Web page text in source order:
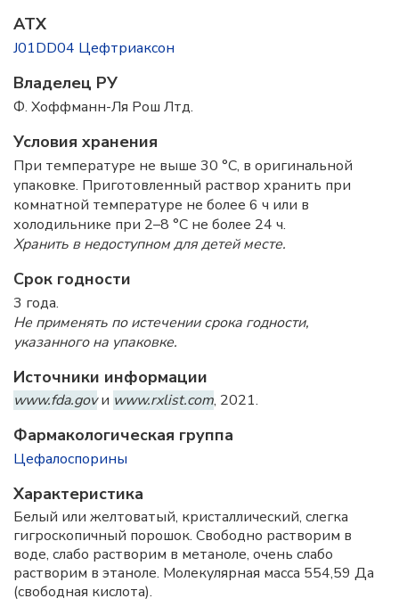
ATX
J01DD04 Цефтриаксон
Владелец РУ
Ф. Хоффманн-Ля Рош Лтд.
Условия хранения
При температуре не выше 30 °C, в оригинальной
упаковке. Приготовленный раствор хранить при
комнатной температуре не более 6 ч или в
холодильнике при 2–8 °C не более 24 ч.
Хранить в недоступном для детей месте.
Срок годности
3 года.
Не применять по истечении срока годности,
указанного на упаковке.
Источники информации
www.fda.govи www.rxlist.com, 2021.
Фармакологическая группа
Цефалоспорины
Характеристика
Белый или желтоватый, кристаллический, слегка
гигроскопичный порошок. Свободно растворим в
воде, слабо растворим в метаноле, очень слабо
растворим в этаноле. Молекулярная масса 554,59 Да
(свободная кислота).